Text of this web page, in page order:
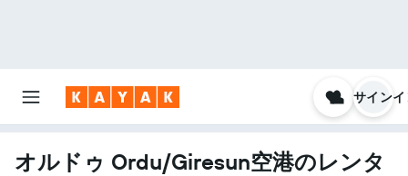
サイン
オルドゥ Ordu/Giresun空港のレンタ